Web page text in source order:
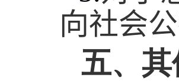
向社会
五、